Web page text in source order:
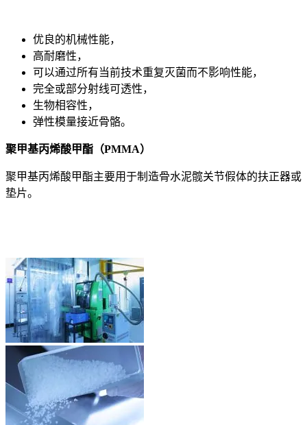
优良的机械性能，
高耐磨性，
可以通过所有当前技术重复灭菌而不影响性能，
完全或部分射线可透性，
生物相容性，
弹性模量接近骨骼。
聚甲基丙烯酸甲酯（PMMA）
聚甲基丙烯酸甲酯主要用于制造骨水泥髋关节假体的扶正器或
垫片。